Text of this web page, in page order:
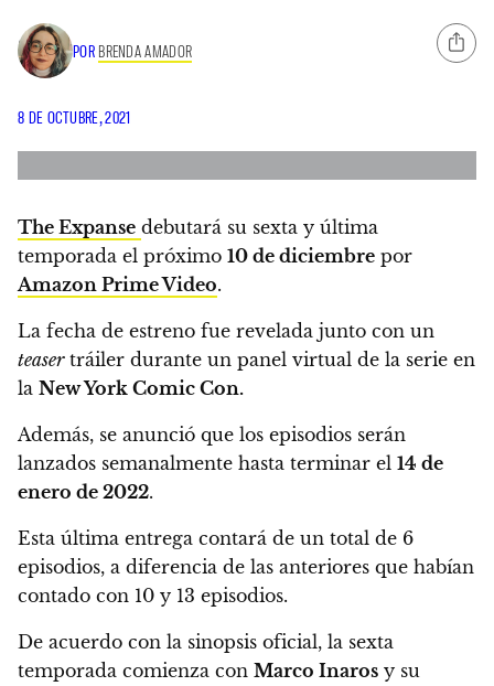
POR BRENDA AMADOR
8 DE OCTUBRE, 2021
The Expanse debutará su sexta y última
temporada el próximo 10 de diciembre por
Amazon Prime Video.
La fecha de estreno fue revelada junto con un
teasertráiler durante un panel virtual de la serie en
la New York Comic Con.
Además, se anunció que los episodios serán
lanzados semanalmente hasta terminar el 14 de
enero de 2022.
Esta última entrega contará de un total de 6
episodios, a diferencia de las anteriores que habían
contado con 10 y 13 episodios.
De acuerdo con la sinopsis oficial, la sexta
temporada comienza con Marco Inaros y su